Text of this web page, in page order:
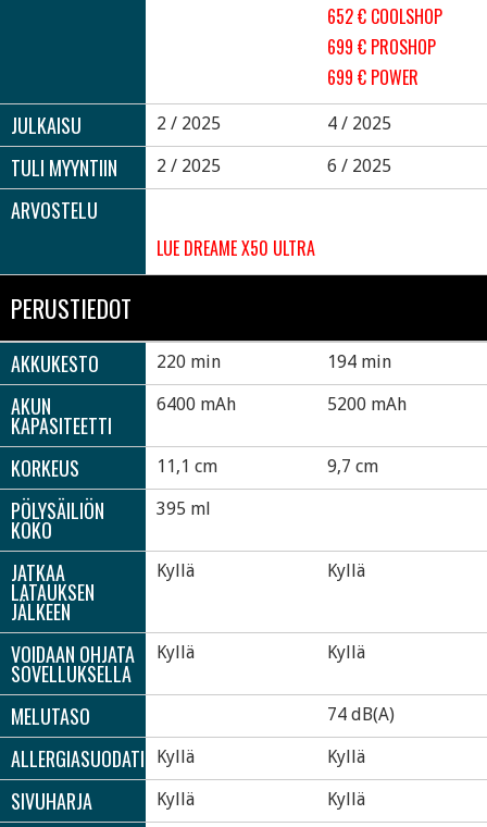
652 € COOLSHOP
699 € PROSHOP
699 € POWER
JULKAISU 2 / 2025 4 / 2025
TULI MYYNTIIN 2 / 2025 6 / 2025
ARVOSTELU
LUE DREAME X50 ULTRA COMPLETE ARVOSTELU
PERUSTIEDOT
AKKUKESTO 220 min 194 min
AKUN
KAPASITEETTI
6400 mAh 5200 mAh
KORKEUS 11,1 cm 9,7 cm
PÖLYSÄILIÖN
KOKO
395 ml
JATKAA
LATAUKSEN
JÄLKEEN
Kyllä Kyllä
VOIDAAN OHJATA
SOVELLUKSELLA
Kyllä Kyllä
MELUTASO 74 dB(A)
ALLERGIASUODATIN Kyllä Kyllä
SIVUHARJA Kyllä Kyllä